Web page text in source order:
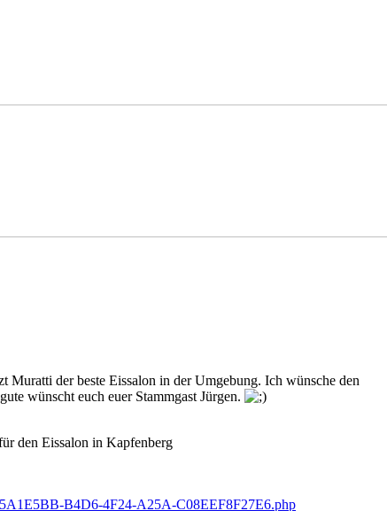
der beste Eissalon in der Umgebung. Ich wünsche den
wünscht euch euer Stammgast Jürgen.
den Eissalon in Kapfenberg